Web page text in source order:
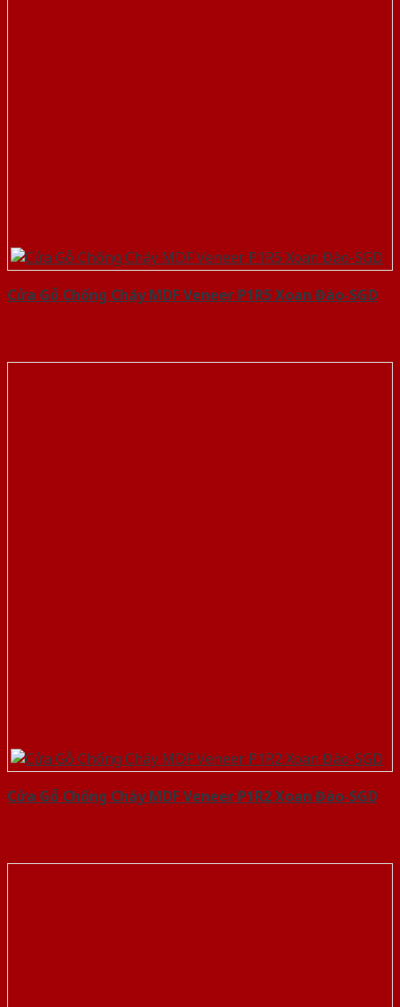
Cửa Gỗ Chống Cháy MDF Veneer P1R5 Xoan Đào-SGD
Cửa Gỗ Chống Cháy MDF Veneer P1R2 Xoan Đào-SGD